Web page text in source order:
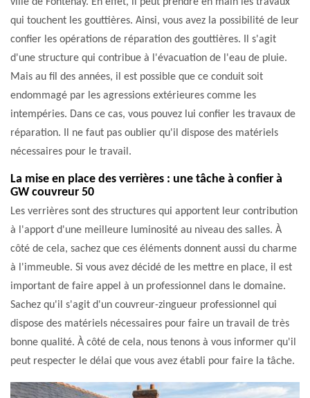
qui touchent les gouttières. Ainsi, vous avez la possibilité de leur
confier les opérations de réparation des gouttières. Il s'agit
d'une structure qui contribue à l'évacuation de l'eau de pluie.
Mais au fil des années, il est possible que ce conduit soit
endommagé par les agressions extérieures comme les
intempéries. Dans ce cas, vous pouvez lui confier les travaux de
réparation. Il ne faut pas oublier qu'il dispose des matériels
nécessaires pour le travail.
La mise en place des verrières : une tâche à confier à
GW couvreur 50
Les verrières sont des structures qui apportent leur contribution
à l'apport d'une meilleure luminosité au niveau des salles. À
côté de cela, sachez que ces éléments donnent aussi du charme
à l'immeuble. Si vous avez décidé de les mettre en place, il est
important de faire appel à un professionnel dans le domaine.
Sachez qu'il s'agit d'un couvreur-zingueur professionnel qui
dispose des matériels nécessaires pour faire un travail de très
bonne qualité. À côté de cela, nous tenons à vous informer qu'il
peut respecter le délai que vous avez établi pour faire la tâche.